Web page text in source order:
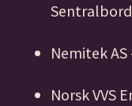
Nemitek
Norsk VVS